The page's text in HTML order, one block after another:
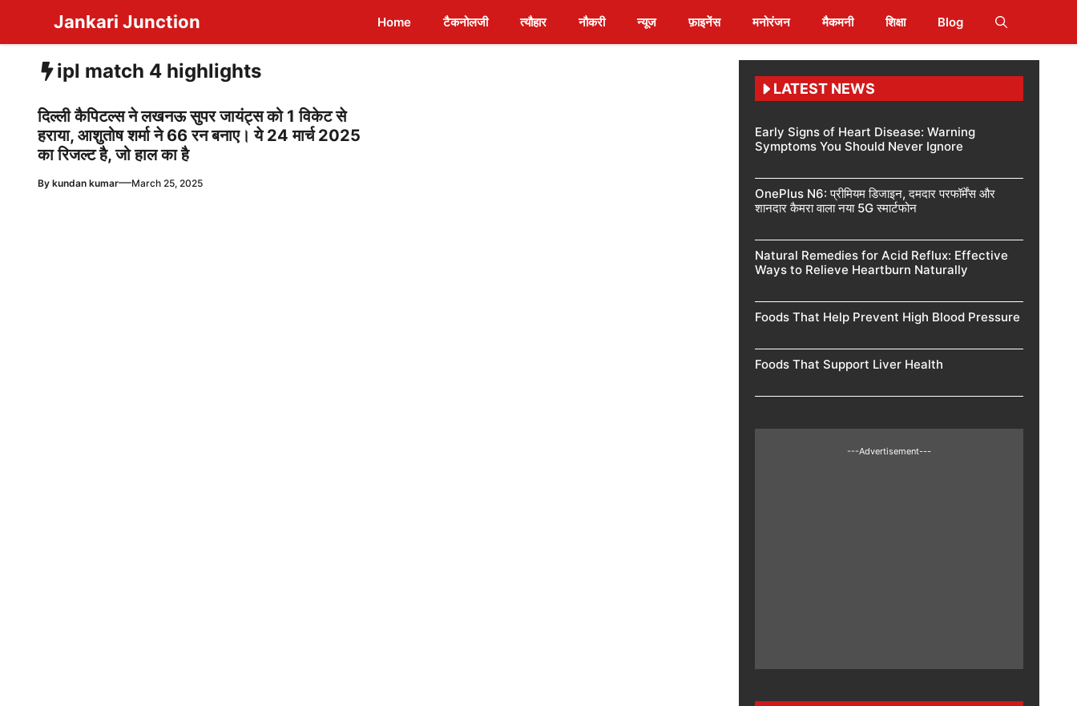
content
Jankari Junction Home टैकनोलजी त्यौहार नौकरी न्यूज फ़ाइनेंस मनोरंजन मैकमनी शिक्षा Blog
ipl match 4 highlights
दिल्ली कैपिटल्स ने लखनऊ सुपर जायंट्स को 1 विकेट से
हराया, आशुतोष शर्मा ने 66 रन बनाए। ये 24 मार्च 2025
का रिजल्ट है, जो हाल का है
By kundan kumar—March 25, 2025
LATEST NEWS
Early Signs of Heart Disease: Warning
Symptoms You Should Never Ignore
OnePlus N6: प्रीमियम डिजाइन, दमदार परफॉर्मेंस और
शानदार कैमरा वाला नया 5G स्मार्टफोन
Natural Remedies for Acid Reflux: Effective
Ways to Relieve Heartburn Naturally
Foods That Help Prevent High Blood Pressure
Foods That Support Liver Health
---Advertisement---